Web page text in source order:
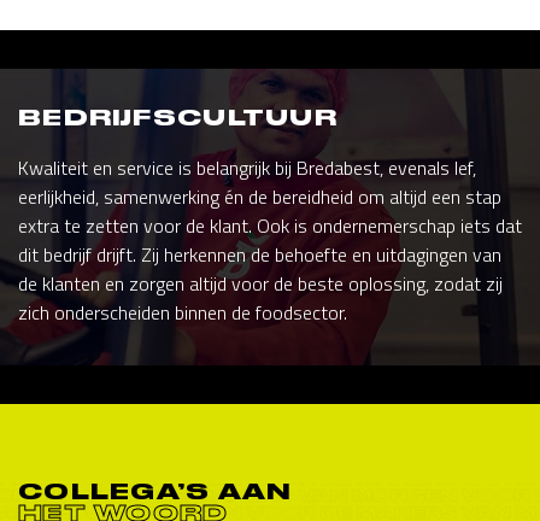
BEDRIJFSCULTUUR
Kwaliteit en service is belangrijk bij Bredabest, evenals lef,
eerlijkheid, samenwerking én de bereidheid om altijd een stap
extra te zetten voor de klant. Ook is ondernemerschap iets dat
dit bedrijf drijft. Zij herkennen de behoefte en uitdagingen van
de klanten en zorgen altijd voor de beste oplossing, zodat zij
zich onderscheiden binnen de foodsector.
COLLEGA’S AAN
HET WOORD